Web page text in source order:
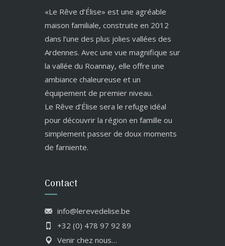
«Le Rêve d’Élise» est une agréable
maison familiale, construite en 2012
dans l’une des plus jolies vallées des
Ardennes. Avec une vue magnifique sur
la vallée du Roannay, elle offre une
ambiance chaleureuse et un
équipement de premier niveau.
Le Rêve d’Élise sera le refuge idéal
pour découvrir la région en famille ou
simplement passer de doux moments
de farniente.
Contact
info@lerevedelise.be
+32 (0) 478 97 92 89
Venir chez nous…